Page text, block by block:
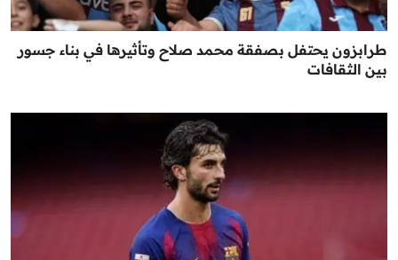
طرابزون يحتفل بصفقة محمد صلاح وتأثيرها في بناء جسور
بين الثقافات